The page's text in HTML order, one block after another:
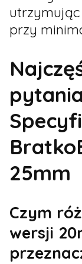
przy
25mm
Czym
wersji